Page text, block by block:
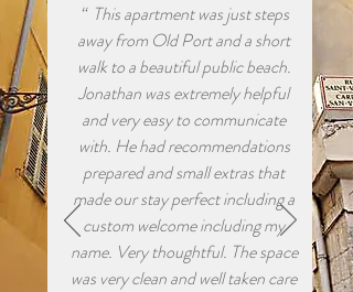
“ This apartment was just steps
away from Old Port and a short
walk to a beautiful public beach.
Jonathan was extremely helpful
and very easy to communicate
with. He had recommendations
prepared and small extras that
made our stay perfect including a
custom welcome including my
name. Very thoughtful. The space
was very clean and well taken care